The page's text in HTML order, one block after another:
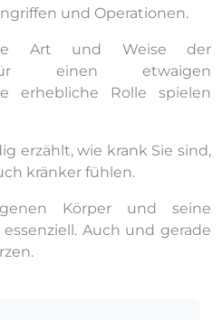
und Operationen.
Art und Weise der
für einen etwaigen
erhebliche Rolle spielen
erzählt, wie krank Sie sind,
kränker fühlen.
Körper und seine
Auch und gerade